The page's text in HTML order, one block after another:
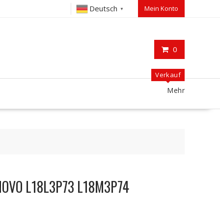
Deutsch ▼ Mein Konto
0
Verkauf
Mehr
L18L3P73 L18M3P74